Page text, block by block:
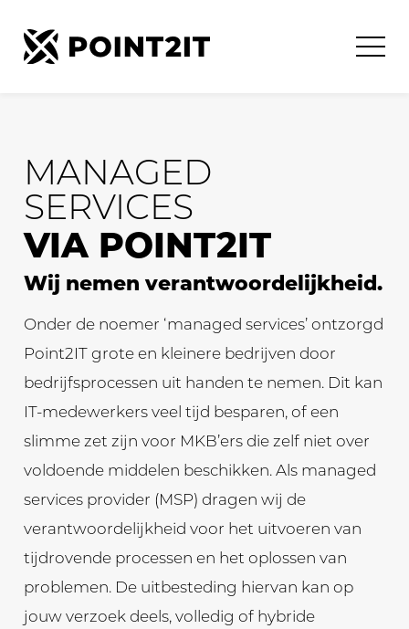
MANAGED
SERVICES
VIA POINT2IT
Wij nemen verantwoordelijkheid.
Onder de noemer ‘managed services’ ontzorgd
Point2IT grote en kleinere bedrijven door
bedrijfsprocessen uit handen te nemen. Dit kan
IT-medewerkers veel tijd besparen, of een
slimme zet zijn voor MKB’ers die zelf niet over
voldoende middelen beschikken. Als managed
services provider (MSP) dragen wij de
verantwoordelijkheid voor het uitvoeren van
tijdrovende processen en het oplossen van
problemen. De uitbesteding hiervan kan op
jouw verzoek deels, volledig of hybride